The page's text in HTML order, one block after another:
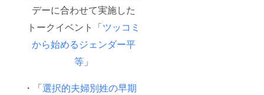
デーに合わせて実施した
トークイベント「ツッコミ
から始めるジェンダー平
等 」
・「選択的夫婦別姓の早期